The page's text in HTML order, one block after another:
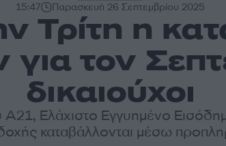
15:47 Παρασκευή 26 Σεπτεμβρίου 2025
Τρίτη η
τον
δικαιούχοι
Α21, Ελάχιστο Εγγυημένο
καταβάλλονται μέσω